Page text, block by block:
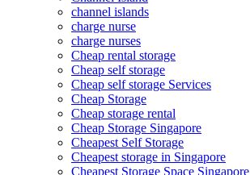
channel islands
charge nurse
charge nurses
Cheap rental storage
Cheap self storage
Cheap self storage Services
Cheap Storage
Cheap storage rental
Cheap Storage Singapore
Cheapest Self Storage
Cheapest storage in Singapore
Cheapest Storage Space Singapore